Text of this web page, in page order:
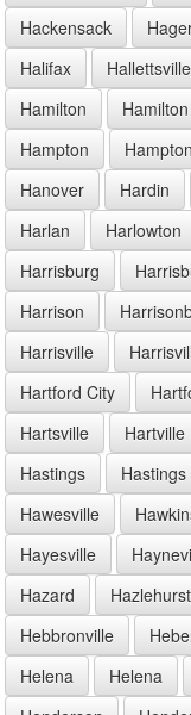
Hackensack
Halifax
Hallettsville
Hamilton
Hamilton
Hampton
Hampton
Hanover
Hardin
Harlan
Harlowton
Harrisburg
Harrison
Harrisville
Hartford City
Hartsville
Hartville
Hastings
Hastings
Hawesville
Hayesville
Hazard
Hazlehurst
Hebbronville
Helena
Helena